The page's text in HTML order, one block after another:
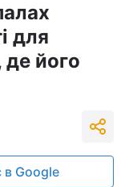
для
де його
в Google